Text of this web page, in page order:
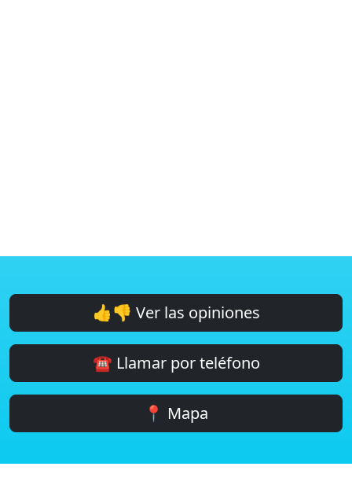
👍👎 Ver las opiniones
☎️ Llamar por teléfono
📍 Mapa